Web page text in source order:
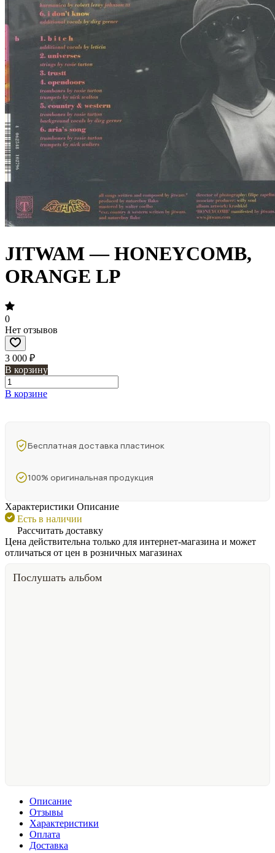
JITWAM — HONEYCOMB,
ORANGE LP
0
Нет отзывов
3 000 ₽
В корзину
В корзине
Бесплатная доставка пластинок
100% оригинальная продукция
Характеристики Описание
Есть в наличии
Рассчитать доставку
Цена действительна только для интернет-магазина и может
отличаться от цен в розничных магазинах
Послушать альбом
Описание
Отзывы
Характеристики
Оплата
Доставка